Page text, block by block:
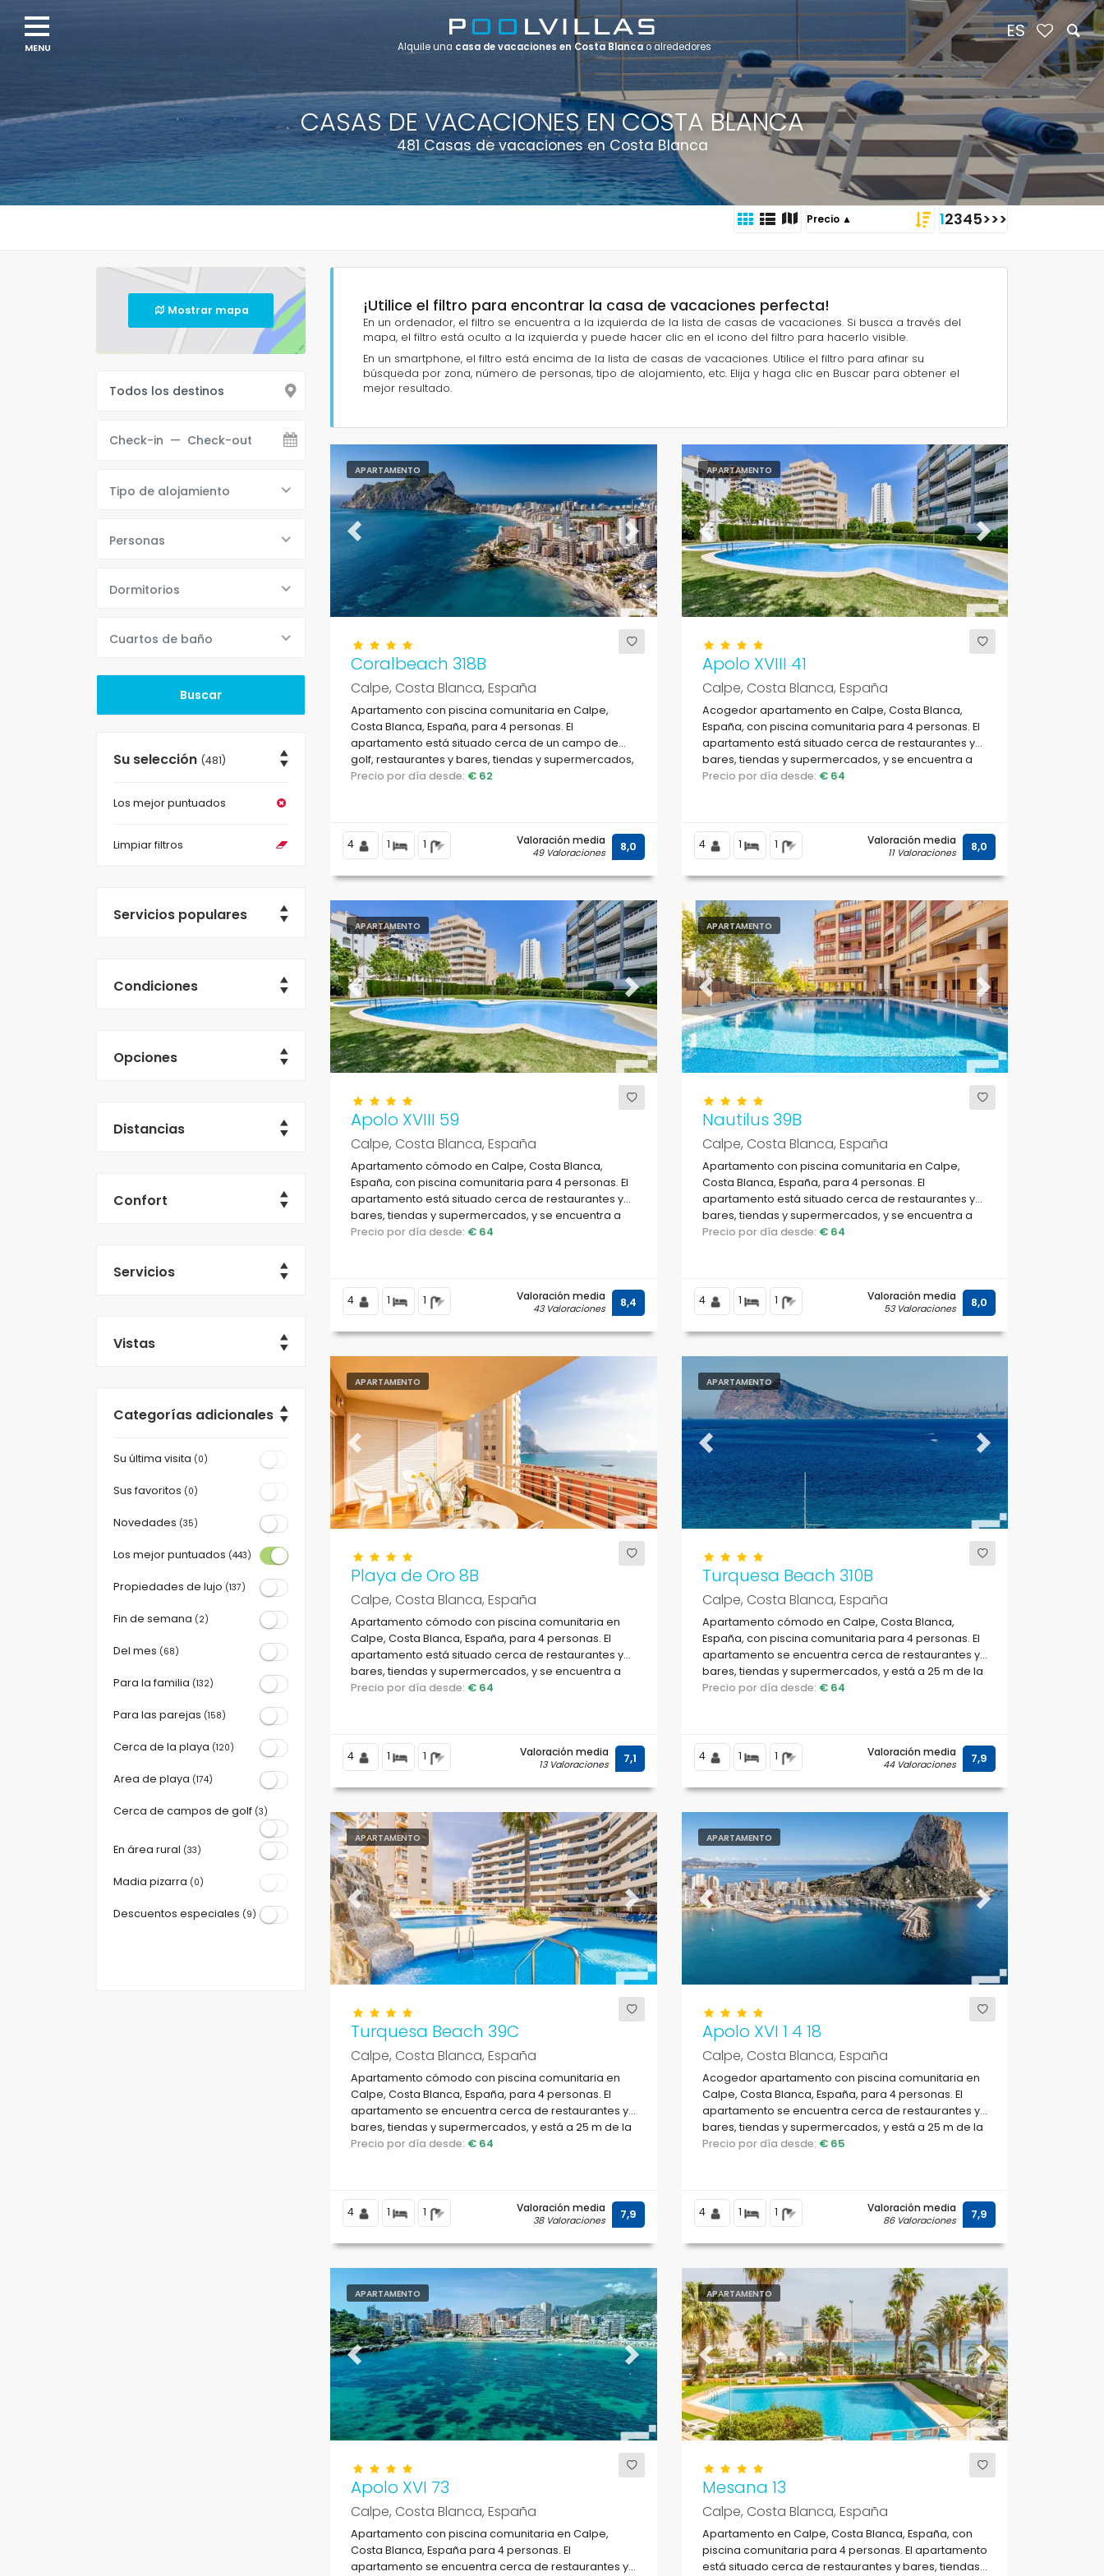
CASAS DE VACACIONES EN COSTA BLANCA
481 Casas de vacaciones en Costa Blanca
12345>>>
Mostrar mapa
Tipo de alojamiento
Personas
Dormitorios
Cuartos de baño
Su selección (481)
Los mejor puntuados
Limpiar filtros
Servicios populares
Condiciones
Opciones
Distancias
Confort
Servicios
Vistas
Categorías adicionales
Su última visita (0)
Sus favoritos (0)
Novedades (35)
Los mejor puntuados (443)
Propiedades de lujo (137)
Fin de semana (2)
Del mes (68)
Para la familia (132)
Para las parejas (158)
Cerca de la playa (120)
Area de playa (174)
Cerca de campos de golf (3)
En área rural (33)
Madia pizarra (0)
Descuentos especiales (9)
¡Utilice el filtro para encontrar la casa de vacaciones perfecta!
En un ordenador, el filtro se encuentra a la izquierda de la lista de casas de vacaciones. Si busca a través del
mapa, el filtro está oculto a la izquierda y puede hacer clic en el icono del filtro para hacerlo visible.
En un smartphone, el filtro está encima de la lista de casas de vacaciones. Utilice el filtro para afinar su
búsqueda por zona, número de personas, tipo de alojamiento, etc. Elija y haga clic en Buscar para obtener el
mejor resultado.
APARTAMENTO
Previous Next
Coralbeach 318B
Calpe, Costa Blanca, España
Apartamento con piscina comunitaria en Calpe,
Costa Blanca, España, para 4 personas. El
apartamento está situado cerca de un campo de
golf, restaurantes y bares, tiendas y supermercados,
y se encuentra a 200 m de la playa de La Fossa /
Precio por día desde: € 62
4 1 1 Valoración media
49 Valoraciones 8,0
APARTAMENTO
Previous Next
Apolo XVIII 41
Calpe, Costa Blanca, España
Acogedor apartamento en Calpe, Costa Blanca,
España, con piscina comunitaria para 4 personas. El
apartamento está situado cerca de restaurantes y
bares, tiendas y supermercados, y se encuentra a
500 m de la playa Cantal Roig y la playa Levante.
Precio por día desde: € 64
4 1 1 Valoración media
11 Valoraciones 8,0
APARTAMENTO
Previous Next
Apolo XVIII 59
Calpe, Costa Blanca, España
Apartamento cómodo en Calpe, Costa Blanca,
España, con piscina comunitaria para 4 personas. El
apartamento está situado cerca de restaurantes y
bares, tiendas y supermercados, y se encuentra a
50 m de la playa de Cantal Roig.
Precio por día desde: € 64
4 1 1 Valoración media
43 Valoraciones 8,4
APARTAMENTO
Previous Next
Nautilus 39B
Calpe, Costa Blanca, España
Apartamento con piscina comunitaria en Calpe,
Costa Blanca, España, para 4 personas. El
apartamento está situado cerca de restaurantes y
bares, tiendas y supermercados, y se encuentra a
50 m de la playa Cantal Roig.
Precio por día desde: € 64
4 1 1 Valoración media
53 Valoraciones 8,0
APARTAMENTO
Previous Next
Playa de Oro 8B
Calpe, Costa Blanca, España
Apartamento cómodo con piscina comunitaria en
Calpe, Costa Blanca, España, para 4 personas. El
apartamento está situado cerca de restaurantes y
bares, tiendas y supermercados, y se encuentra a
25 m de la playa.
Precio por día desde: € 64
4 1 1 Valoración media
13 Valoraciones 7,1
APARTAMENTO
Previous Next
Turquesa Beach 310B
Calpe, Costa Blanca, España
Apartamento cómodo en Calpe, Costa Blanca,
España, con piscina comunitaria para 4 personas. El
apartamento se encuentra cerca de restaurantes y
bares, tiendas y supermercados, y está a 25 m de la
playa de Levante.
Precio por día desde: € 64
4 1 1 Valoración media
44 Valoraciones 7,9
APARTAMENTO
Previous Next
Turquesa Beach 39C
Calpe, Costa Blanca, España
Apartamento cómodo con piscina comunitaria en
Calpe, Costa Blanca, España, para 4 personas. El
apartamento se encuentra cerca de restaurantes y
bares, tiendas y supermercados, y está a 25 m de la
playa de Playa de Levante.
Precio por día desde: € 64
4 1 1 Valoración media
38 Valoraciones 7,9
APARTAMENTO
Previous Next
Apolo XVI 1 4 18
Calpe, Costa Blanca, España
Acogedor apartamento con piscina comunitaria en
Calpe, Costa Blanca, España, para 4 personas. El
apartamento se encuentra cerca de restaurantes y
bares, tiendas y supermercados, y está a 25 m de la
playa de La Fossa / Levante.
Precio por día desde: € 65
4 1 1 Valoración media
86 Valoraciones 7,9
APARTAMENTO
Previous Next
Apolo XVI 73
Calpe, Costa Blanca, España
Apartamento con piscina comunitaria en Calpe,
Costa Blanca, España para 4 personas. El
apartamento se encuentra cerca de restaurantes y
APARTAMENTO
Previous Next
Mesana 13
Calpe, Costa Blanca, España
Apartamento en Calpe, Costa Blanca, España, con
piscina comunitaria para 4 personas. El apartamento
está situado cerca de restaurantes y bares, tiendas
Alquile una casa de vacaciones en Costa Blancao alrededores
ES